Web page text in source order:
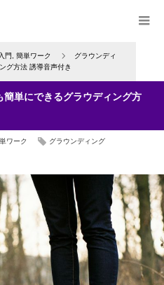
門 簡単ワーク
グラウンディ
グ方法 誘導音声付き
単にできるグラウディング方
ワーク グラウンディング